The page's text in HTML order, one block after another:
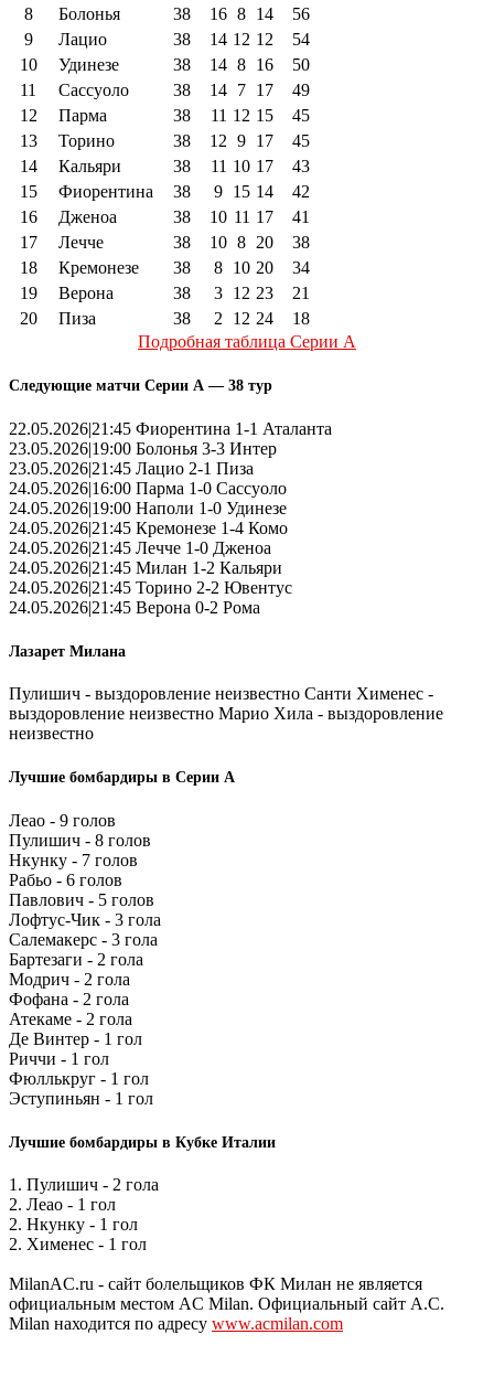
8
Болонья 38 16 8 14
56
9
Лацио 38 14 12 12
54
10
Удинезе 38 14 8 16
50
11
Сассуоло 38 14 7 17
49
12
Парма 38 11 12 15
45
13
Торино 38 12 9 17
45
14
Кальяри 38 11 10 17
43
15
Фиорентина 38 9 15 14
42
16
Дженоа 38 10 11 17
41
17
Лечче 38 10 8 20
38
18
Кремонезе 38 8 10 20
34
19
Верона 38 3 12 23
21
20
Пиза 38 2 12 24
18
Подробная таблица Серии А
Следующие матчи Серии А — 38 тур
22.05.2026|21:45 Фиорентина 1-1 Аталанта
23.05.2026|19:00 Болонья 3-3 Интер
23.05.2026|21:45 Лацио 2-1 Пиза
24.05.2026|16:00 Парма 1-0 Сассуоло
24.05.2026|19:00 Наполи 1-0 Удинезе
24.05.2026|21:45 Кремонезе 1-4 Комо
24.05.2026|21:45 Лечче 1-0 Дженоа
24.05.2026|21:45 Милан 1-2 Кальяри
24.05.2026|21:45 Торино 2-2 Ювентус
24.05.2026|21:45 Верона 0-2 Рома
Лазарет Милана
Пулишич - выздоровление неизвестно Санти Хименес -
выздоровление неизвестно Марио Хила - выздоровление
неизвестно
Лучшие бомбардиры в Серии А
Леао - 9 голов
Пулишич - 8 голов
Нкунку - 7 голов
Рабьо - 6 голов
Павлович - 5 голов
Лофтус-Чик - 3 гола
Салемакерс - 3 гола
Бартезаги - 2 гола
Модрич - 2 гола
Фофана - 2 гола
Атекаме - 2 гола
Де Винтер - 1 гол
Риччи - 1 гол
Фюллькруг - 1 гол
Эступиньян - 1 гол
Лучшие бомбардиры в Кубке Италии
1. Пулишич - 2 гола
2. Леао - 1 гол
2. Нкунку - 1 гол
2. Хименес - 1 гол
MilanAC.ru - сайт болельщиков ФК Милан не является
официальным местом AC Milan. Официальный сайт A.C.
Milan находится по адресу www.acmilan.com